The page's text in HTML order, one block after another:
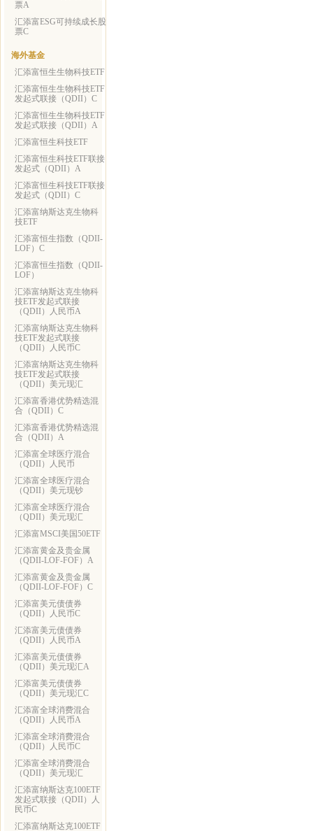
票A
汇添富ESG可持续成长股
票C
海外基金
汇添富恒生生物科技ETF
汇添富恒生生物科技ETF
发起式联接（QDII）C
汇添富恒生生物科技ETF
发起式联接（QDII）A
汇添富恒生科技ETF
汇添富恒生科技ETF联接
发起式（QDII）A
汇添富恒生科技ETF联接
发起式（QDII）C
汇添富纳斯达克生物科
技ETF
汇添富恒生指数（QDII-
LOF）C
汇添富恒生指数（QDII-
LOF）
汇添富纳斯达克生物科
技ETF发起式联接
（QDII）人民币A
汇添富纳斯达克生物科
技ETF发起式联接
（QDII）人民币C
汇添富纳斯达克生物科
技ETF发起式联接
（QDII）美元现汇
汇添富香港优势精选混
合（QDII）C
汇添富香港优势精选混
合（QDII）A
汇添富全球医疗混合
（QDII）人民币
汇添富全球医疗混合
（QDII）美元现钞
汇添富全球医疗混合
（QDII）美元现汇
汇添富MSCI美国50ETF
汇添富黄金及贵金属
（QDII-LOF-FOF）A
汇添富黄金及贵金属
（QDII-LOF-FOF）C
汇添富美元债债券
（QDII）人民币C
汇添富美元债债券
（QDII）人民币A
汇添富美元债债券
（QDII）美元现汇A
汇添富美元债债券
（QDII）美元现汇C
汇添富全球消费混合
（QDII）人民币A
汇添富全球消费混合
（QDII）人民币C
汇添富全球消费混合
（QDII）美元现汇
汇添富纳斯达克100ETF
发起式联接（QDII）人
民币C
汇添富纳斯达克100ETF